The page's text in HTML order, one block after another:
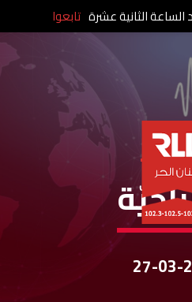
الأخبار
27-03-
الساعة الثانية عشرة تابعوا